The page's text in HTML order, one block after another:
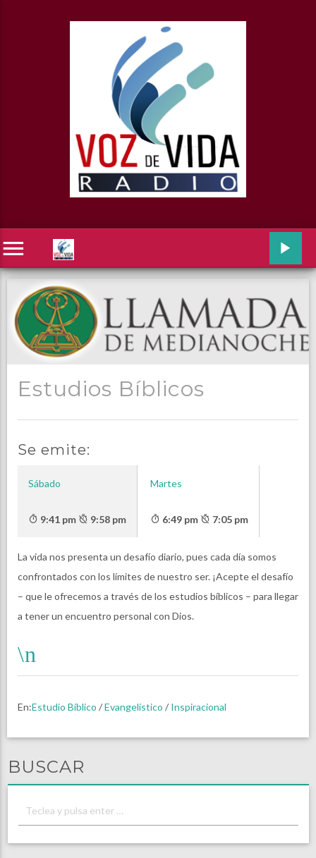
Estudios Bíblicos
Se emite:
Sábado
9:41 pm 9:58 pm
Martes
6:49 pm 7:05 pm
La vida nos presenta un desafío diario, pues cada día somos
confrontados con los límites de nuestro ser. ¡Acepte el desafío
– que le ofrecemos a través de los estudios bíblicos – para llegar
a tener un encuentro personal con Dios.
En:Estudio Bíblico /Evangelístico / Inspiracional
BUSCAR